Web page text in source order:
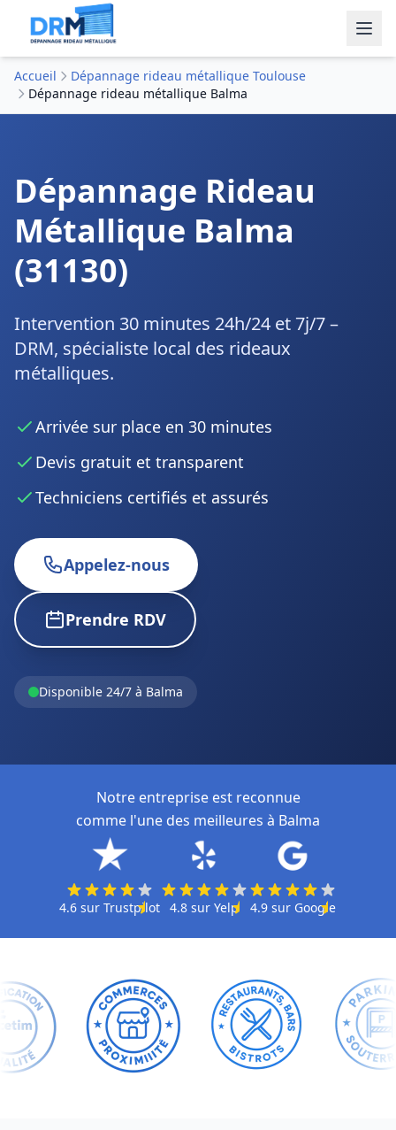
Accueil
Dépannage rideau métallique Toulouse
Dépannage rideau métallique Balma
Dépannage Rideau
Métallique Balma
(31130)
Intervention 30 minutes 24h/24 et 7j/7 –
DRM, spécialiste local des rideaux
métalliques.
Arrivée sur place en 30 minutes
Devis gratuit et transparent
Techniciens certifiés et assurés
Appelez-nous
Prendre RDV
Disponible 24/7 à Balma
Notre entreprise est reconnue
comme l'une des meilleures à Balma
4.6 sur Trustpilot 4.8 sur Yelp 4.9sur Google